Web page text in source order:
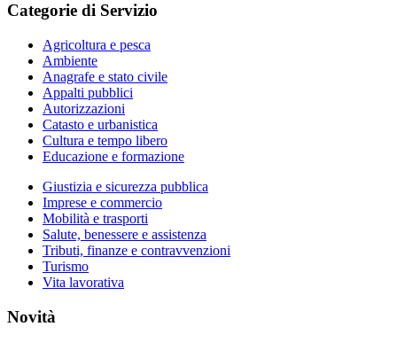
Categorie di Servizio
Agricoltura e pesca
Ambiente
Anagrafe e stato civile
Appalti pubblici
Autorizzazioni
Catasto e urbanistica
Cultura e tempo libero
Educazione e formazione
Giustizia e sicurezza pubblica
Imprese e commercio
Mobilità e trasporti
Salute, benessere e assistenza
Tributi, finanze e contravvenzioni
Turismo
Vita lavorativa
Novità